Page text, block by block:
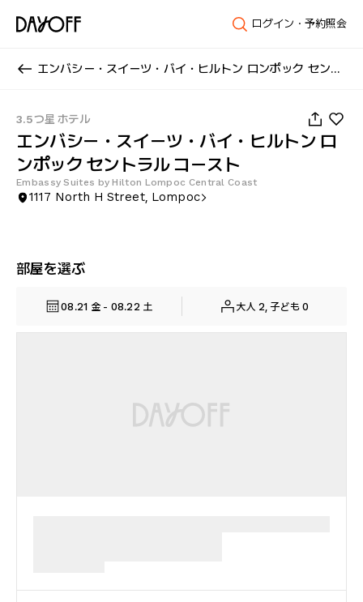
ログイン・予約照会
エンバシー・スイーツ・バイ・ヒルトン ロンポック セントラル コースト
3.5つ星 ホテル
エンバシー・スイーツ・バイ・ヒルトン ロ
ンポック セントラル コースト
Embassy Suites by Hilton Lompoc Central Coast
1117 North H Street, Lompoc
部屋を選ぶ
08.21 金 - 08.22 土 大人 2, 子ども 0